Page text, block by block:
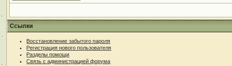
Ссылки
Восстановление забытого пароля
Регистрация нового пользователя
Разделы помощи
Связь с администрацией форума